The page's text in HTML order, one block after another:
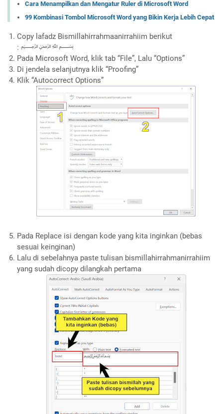
Cara Menampilkan dan Mengatur Ruler di Microsoft Word
99 Kombinasi Tombol Microsoft Word yang Bikin Kerja Lebih Cepat
Copy lafadz Bismillahirrahmaanirrahiim berikut
: ﷽
Pada Microsoft Word, klik tab “File”, Lalu “Options”
Di jendela selanjutnya klik “Proofing”
Klik “Autocorrect Options”
Pada Replace isi dengan kode yang kita inginkan (bebas
sesuai keinginan)
Lalu di sebelahnya paste tulisan bismillahirrahmanirrahiim
yang sudah dicopy dilangkah pertama